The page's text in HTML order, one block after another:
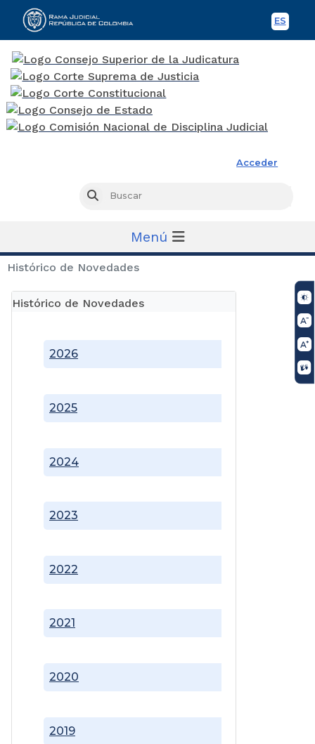
ES
Acceder
Buscar
Menú
Histórico de Novedades
Histórico de Novedades
2019
2020
2021
2022
2023
2024
2025
2026